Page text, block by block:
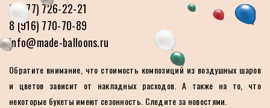
8 (977) 726-22-21
8 (916) 770-70-89
info@made-balloons.ru
Обратите внимание, что стоимость композиций из воздушных шаров
и цветов зависит от накладных расходов. А также на то, что
некоторые букеты имеют сезонность. Следите за новостями.